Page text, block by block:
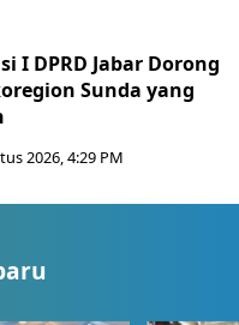
I DPRD Jabar Dorong
Sunda yang
2026, 4:29 PM